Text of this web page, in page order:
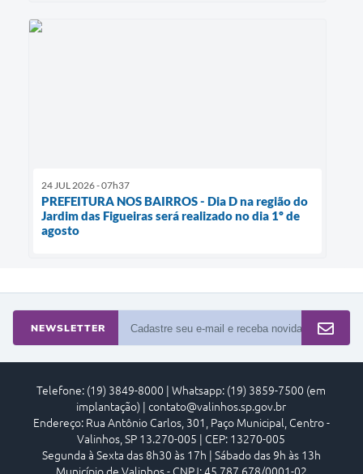
24 JUL 2026 - 07h37
PREFEITURA NOS BAIRROS - Dia D na região do
Jardim das Figueiras será realizado no dia 1º de
agosto
NEWSLETTER
Telefone: (19) 3849-8000 | Whatsapp: (19) 3859-7500 (em
implantação) | contato@valinhos.sp.gov.br
Endereço: Rua Antônio Carlos, 301, Paço Municipal, Centro -
Valinhos, SP 13.270-005 | CEP: 13270-005
Segunda à Sexta das 8h30 às 17h | Sábado das 9h às 13h